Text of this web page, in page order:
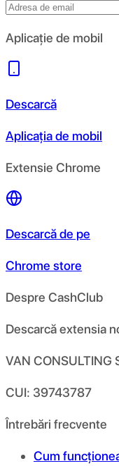
Aplicație de mobil
Descarcă
Aplicația de mobil
Extensie Chrome
Descarcă de pe
Chrome store
Despre CashClub
Descarcă extensia
VAN CONSULTING
CUI: 39743787
Întrebări frecvente
Cum